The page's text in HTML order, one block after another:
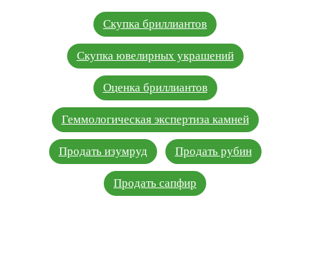
Скупка бриллиантов
Скупка ювелирных украшений
Оценка бриллиантов
Геммологическая экспертиза камней
Продать изумруд Продать рубин
Продать сапфир